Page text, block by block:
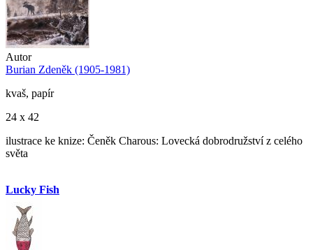
Autor
Burian Zdeněk (1905-1981)
kvaš, papír
24 x 42
ilustrace ke knize: Čeněk Charous: Lovecká dobrodružství z celého
světa
Lucky Fish